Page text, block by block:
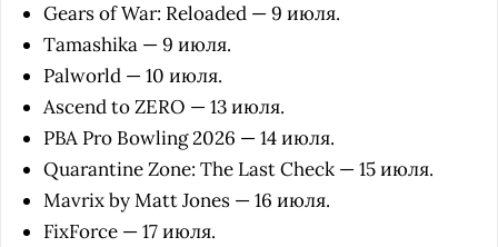
Gears of War: Reloaded — 9 июля.
Tamashika — 9 июля.
Palworld — 10 июля.
Ascend to ZERO — 13 июля.
PBA Pro Bowling 2026 — 14 июля.
Quarantine Zone: The Last Check — 15 июля.
Mavrix by Matt Jones — 16 июля.
FixForce — 17 июля.